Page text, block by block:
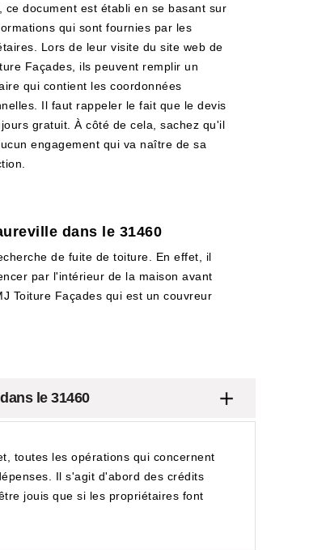
ce document est établi en se basant sur
qui sont fournies par les
Lors de leur visite du site web de
Façades, ils peuvent remplir un
qui contient les coordonnées
Il faut rappeler le fait que le devis
gratuit. À côté de cela, sachez qu'il
engagement qui va naître de sa
dans le 31460
de fuite de toiture. En effet, il
par l'intérieur de la maison avant
Toiture Façades qui est un couvreur
le 31460
toutes les opérations qui concernent
Il s'agit d'abord des crédits
jouis que si les propriétaires font